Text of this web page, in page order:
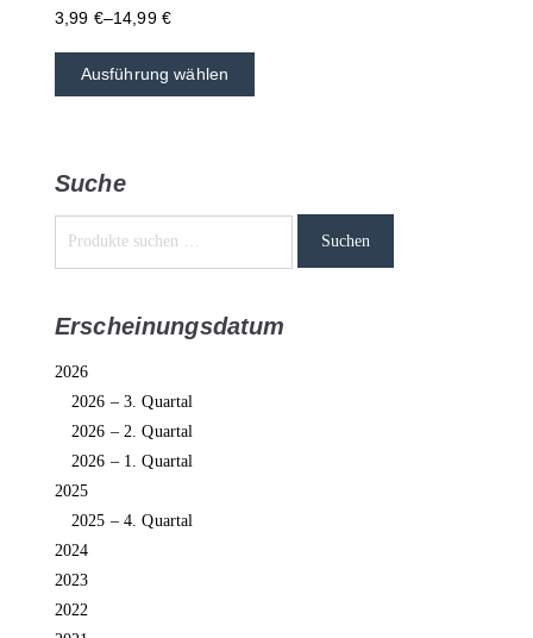
3,99 €–14,99 €
Ausführung wählen
Suche
Suchen
Erscheinungsdatum
2026
2026 – 3. Quartal
2026 – 2. Quartal
2026 – 1. Quartal
2025
2025 – 4. Quartal
2024
2023
2022